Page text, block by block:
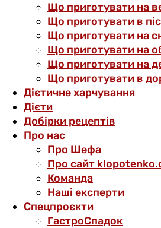
Що приготувати на
Що приготувати в
Що приготувати на
Що приготувати на
Що приготувати на
Що приготувати в
Дієтичне харчування
Дієти
Добірки рецептів
Про нас
Про Шефа
Про сайт
Команда
Наші експерти
Спецпроєкти
ГастроСпадок